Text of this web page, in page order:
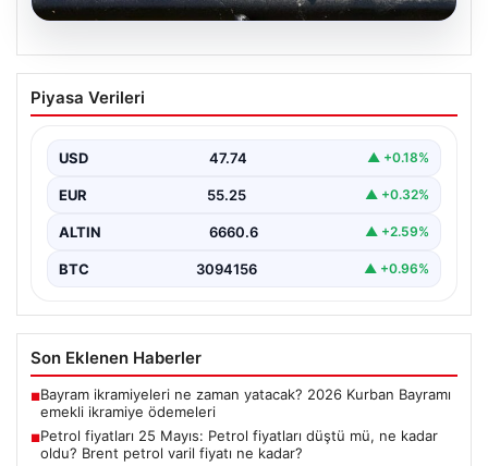
Petrol fiyatları 25 Mayıs: Petrol fiyatları
düştü mü, ne kadar oldu? Brent petrol
Piyasa Verileri
USD 47.74 ▲ +0.18%
EUR 55.25 ▲ +0.32%
ALTIN 6660.6 ▲ +2.59%
BTC 3094156 ▲ +0.96%
Son Eklenen Haberler
■Bayram ikramiyeleri ne zaman yatacak? 2026 Kurban Bayramı
emekli ikramiye ödemeleri
■Petrol fiyatları 25 Mayıs: Petrol fiyatları düştü mü, ne kadar
oldu? Brent petrol varil fiyatı ne kadar?